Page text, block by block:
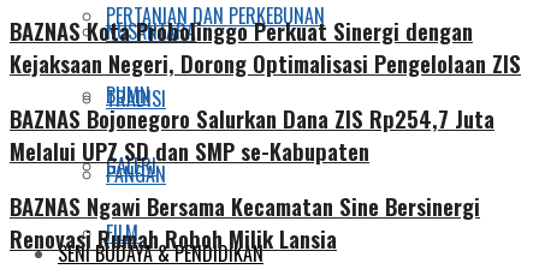
NUSANTARA
TRADISI
GALERI
FILM
PERTANIAN DAN PERKEBUNAN
BUMN
PANGAN
SENI BUDAYA & PENDIDIKAN
BAZNAS Kota Probolinggo Perkuat Sinergi dengan
Kejaksaan Negeri, Dorong Optimalisasi Pengelolaan ZIS
BAZNAS Bojonegoro Salurkan Dana ZIS Rp254,7 Juta
Melalui UPZ SD dan SMP se-Kabupaten
BAZNAS Ngawi Bersama Kecamatan Sine Bersinergi
Renovasi Rumah Roboh Milik Lansia